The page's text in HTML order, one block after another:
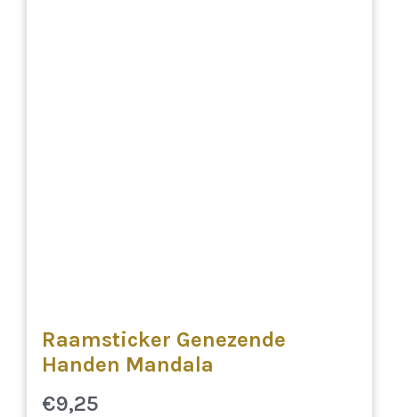
Raamsticker Genezende
Handen Mandala
€9,25